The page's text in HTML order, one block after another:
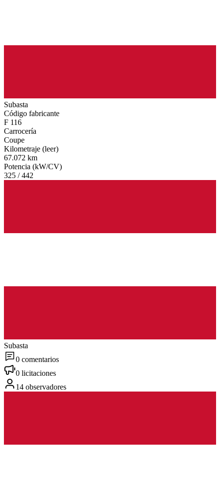
Subasta
Código fabricante
F 116
Carrocería
Coupe
Kilometraje (leer)
67.072 km
Potencia (kW/CV)
325 / 442
Subasta
0 comentarios
0 licitaciones
14 observadores